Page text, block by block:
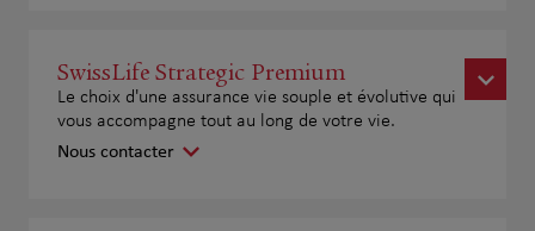
SwissLife Strategic Premium
Le choix d'une assurance vie souple et évolutive qui
vous accompagne tout au long de votre vie.
Nous contacter